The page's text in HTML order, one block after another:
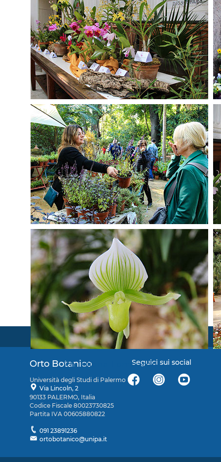
Ph. Eliana Lombardo
Orto Botanico
Università degli Studi di Palermo
Via Lincoln, 2
90133 PALERMO, Italia
Codice Fiscale 80023730825
Partita IVA 00605880822
091 23891236
ortobotanico@unipa.it
Seguici sui social